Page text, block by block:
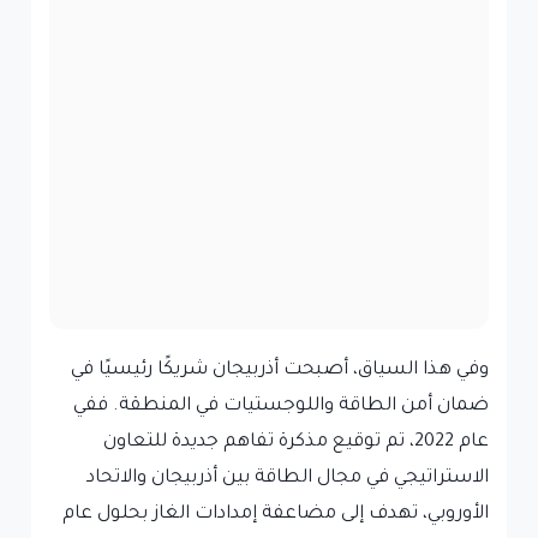
وفي هذا السياق، أصبحت أذربيجان شريكًا رئيسيًا في
ضمان أمن الطاقة واللوجستيات في المنطقة. ففي
عام 2022، تم توقيع مذكرة تفاهم جديدة للتعاون
الاستراتيجي في مجال الطاقة بين أذربيجان والاتحاد
الأوروبي، تهدف إلى مضاعفة إمدادات الغاز بحلول عام